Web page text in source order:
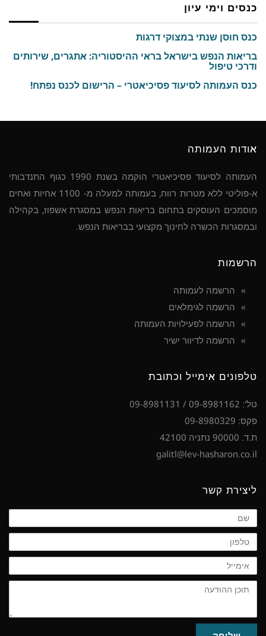
כנסים וימי עיון
כנס חוסן שנתי במצוקי דרגות
בריאות הנפש בישראל בראי ההיסטוריה: אתגרים, שירותים
ודרכי טיפול
כנס העמותה לסיעוד פסיכיאטרי – הרישום לכנס נפתח!
אודות העמותה
העמותה לסיעוד פסיכיאטרי הוקמה בשנת 1990 כגוף התנדבותי
א-פוליטי ללא מטרות רווח, בעמותה למעלה מ- 1100 אחיות ואחים
מוסמכים העוסקים בתחום בריאות הנפש במסגרת אשפוז, בקהילה
ובמסגרות הכשרה לחינוך מקצועי בבריאות הנפש.
הרשמות
הרשמה לעמותה
הרשמה לגימלאים
הרשמה לפעילויות העמותה
הרשמה לדיוור ישיר
טלפונים אימייל וכתובת
טל': 09-8981162 / 09-8981131
פקס: 09-8980329
ת.ד. 90000 נתניה 42100
galitl@lev-hasharon.co.il
ליצירת קשר
שם
טלפון
אימייל
תוכן
ההודעה